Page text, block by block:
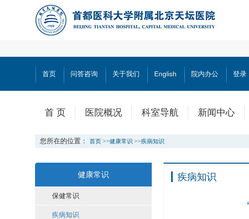
首页 问答咨询 关于我们 English 院内办公 登录
首 页 医院概况 科室导航 新闻中心
您所在的位置： 首页 >>健康常识 >>疾病知识
健康常识
保健常识
疾病知识
疾病知识